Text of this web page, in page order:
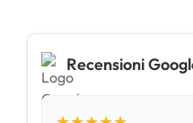
Recensioni